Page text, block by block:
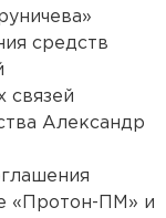
средств
связей
Александр
«Протон-ПМ» и